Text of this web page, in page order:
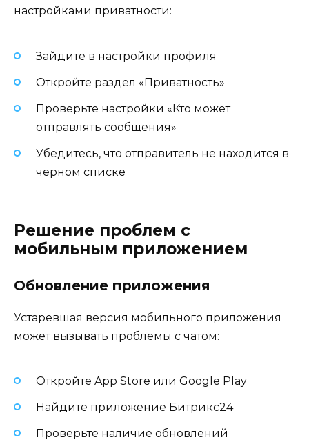
настройками приватности:
Зайдите в настройки профиля
Откройте раздел «Приватность»
Проверьте настройки «Кто может
отправлять сообщения»
Убедитесь, что отправитель не находится в
черном списке
Решение проблем с
мобильным приложением
Обновление приложения
Устаревшая версия мобильного приложения
может вызывать проблемы с чатом:
Откройте App Store или Google Play
Найдите приложение Битрикс24
Проверьте наличие обновлений